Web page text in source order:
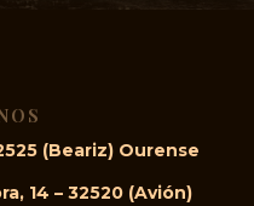
(Beariz) Ourense
14 – 32520 (Avión)